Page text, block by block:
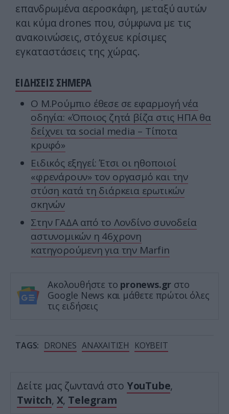
επανδρωμένα αεροσκάφη, μεταξύ αυτών
και κύμα drones που, σύμφωνα με τις
ανακοινώσεις, στόχευε κρίσιμες
εγκαταστάσεις της χώρας.
ΕΙΔΗΣΕΙΣ ΣΗΜΕΡΑ
Ο Μ.Ρούμπιο έθεσε σε εφαρμογή νέα
οδηγία: «Όποιος ζητά βίζα στις ΗΠΑ θα
δείχνει τα social media – Τίποτα
κρυφό»
Ειδικός εξηγεί: Έτσι οι ηθοποιοί
«φρενάρουν» τον οργασμό και την
στύση κατά τη διάρκεια ερωτικών
σκηνών
Στην ΓΑΔΑ από το Λονδίνο συνοδεία
αστυνομικών η 46χρονη
κατηγορούμενη για την Marfin
Ακολουθήστε το pronews.gr στο
Google News και μάθετε πρώτοι όλες
τις ειδήσεις
TAGS: DRONES ΑΝΑΧΑΙΤΙΣΗ ΚΟΥΒΕΪΤ
Δείτε μας ζωντανά στο YouTube,
Twitch, X, Telegram